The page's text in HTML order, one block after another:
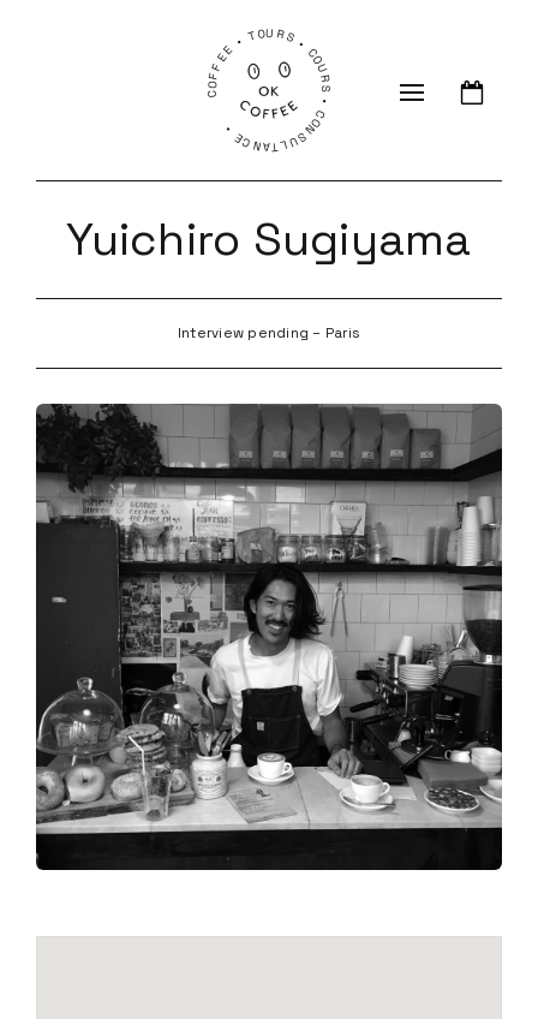
COFFEE • TOURS • COURS • CONSULTANCE •
Yuichiro Sugiyama
Interview pending – Paris